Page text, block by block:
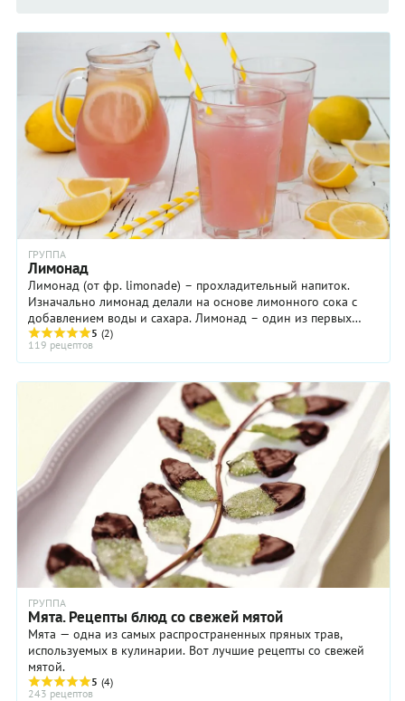
ГРУППА
Лимонад
Лимонад (от фр. limonade) – прохладительный напиток.
Изначально лимонад делали на основе лимонного сока с
добавлением воды и сахара. Лимонад – один из первых
напитков, который стали производить ...
5 (2)
119 рецептов
ГРУППА
Мята. Рецепты блюд со свежей мятой
Мята — одна из самых распространенных пряных трав,
используемых в кулинарии. Вот лучшие рецепты со свежей
мятой.
5 (4)
243 рецептов